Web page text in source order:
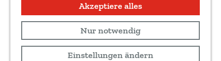
Akzeptiere alles
Nur notwendig
Einstellungen ändern
e
e
Routenkarte anzeigen
offenen Landschaft mit sehenswerten
Bauernhöfen erhalten geblieben ist.